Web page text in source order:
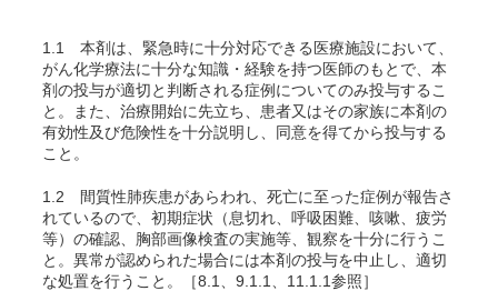
1.1
本剤は、緊急時に十分対応できる医療施設において、
がん化学療法に十分な知識・経験を持つ医師のもとで、本
剤の投与が適切と判断される症例についてのみ投与するこ
と。また、治療開始に先立ち、患者又はその家族に本剤の
有効性及び危険性を十分説明し、同意を得てから投与する
こと。
1.2 間質性肺疾患があらわれ、死亡に至った症例が報告さ
れているので、初期症状（息切れ、呼吸困難、咳嗽、疲労
等）の確認、胸部画像検査の実施等、観察を十分に行うこ
と。異常が認められた場合には本剤の投与を中止し、適切
な処置を行うこと。［8.1、9.1.1、11.1.1参照］